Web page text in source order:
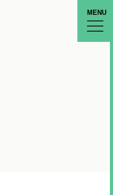
MENU
toggle